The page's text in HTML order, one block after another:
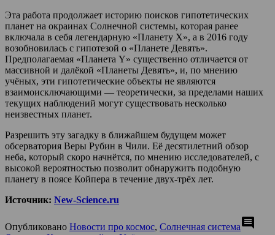
Эта работа продолжает историю поисков гипотетических
планет на окраинах Солнечной системы, которая ранее
включала в себя легендарную «Планету X», а в 2016 году
возобновилась с гипотезой о «Планете Девять».
Предполагаемая «Планета Y» существенно отличается от
массивной и далёкой «Планеты Девять», и, по мнению
учёных, эти гипотетические объекты не являются
взаимоисключающими — теоретически, за пределами наших
текущих наблюдений могут существовать несколько
неизвестных планет.
Разрешить эту загадку в ближайшем будущем может
обсерватория Веры Рубин в Чили. Её десятилетний обзор
неба, который скоро начнётся, по мнению исследователей, с
высокой вероятностью позволит обнаружить подобную
планету в поясе Койпера в течение двух-трёх лет.
Источник: New-Science.ru
Опубликовано Новости про космос, Солнечная системаcomment